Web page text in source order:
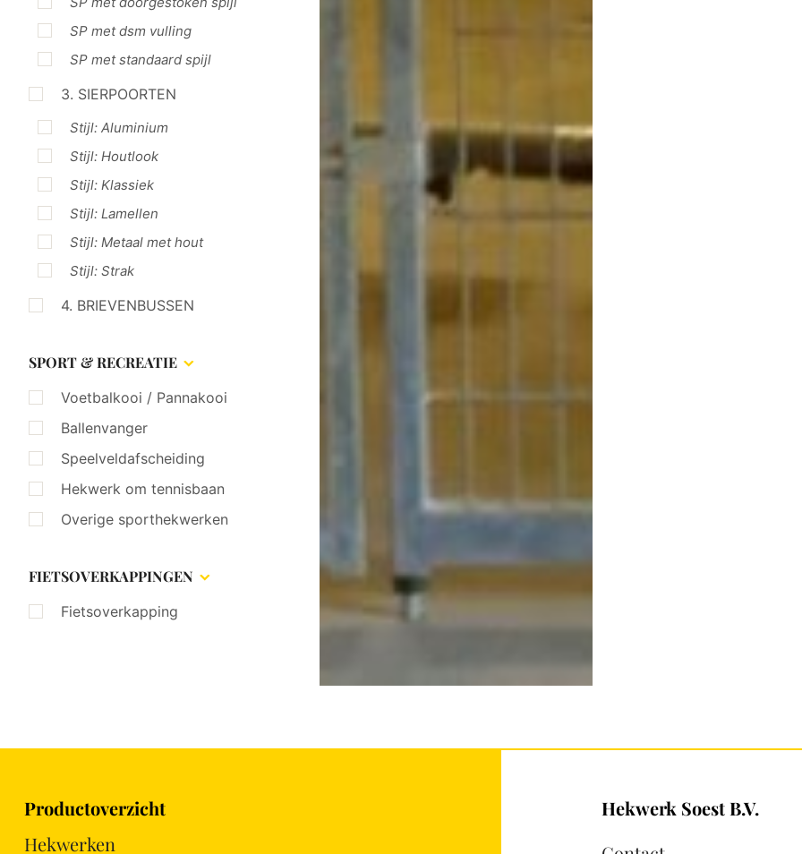
SP met dsm vulling
SP met standaard spijl
3. SIERPOORTEN
Stijl: Aluminium
Stijl: Houtlook
Stijl: Klassiek
Stijl: Lamellen
Stijl: Metaal met hout
Stijl: Strak
4. BRIEVENBUSSEN
SPORT & RECREATIE
Voetbalkooi / Pannakooi
Ballenvanger
Speelveldafscheiding
Hekwerk om tennisbaan
Overige sporthekwerken
FIETSOVERKAPPINGEN
Fietsoverkapping
Productoverzicht
Hekwerken
Hekwerk Soest B.V.